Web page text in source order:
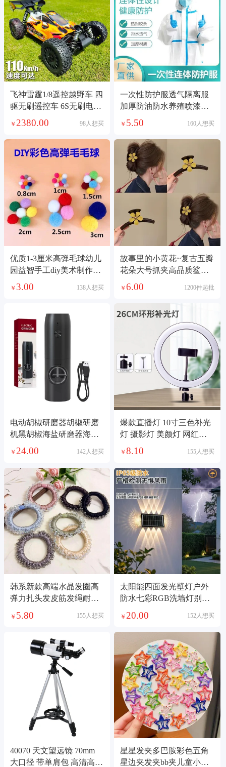
飞神雷霆1/8遥控越野车 四
驱无刷遥控车 6S无刷电越
比赛电越车模
￥ 2380.00 98人想买
一次性防护服透气隔离服
加厚防油防水养殖喷漆全
身连体防飞沫
￥ 5.50 160人想买
优质1-3厘米高弹毛球幼儿
园益智手工diy美术制作材
料谷美痛包填充
￥ 3.00 138人想买
故事里的小黄花~复古五瓣
花朵大号抓夹高品质鲨鱼
夹盘发夹子2026
￥6.00 1200件起批
电动胡椒研磨器胡椒研磨
机黑胡椒海盐研磨器海盐
研磨瓶家用胡椒磨
￥ 24.00 142人想买
爆款直播灯 10寸三色补光
灯 摄影灯 美颜灯 网红直
播打光灯
￥8.10 155人想买
韩系新款高端水晶发圈高
弹力扎头发皮筋发绳耐用
￥ 5.80 155人想买
太阳能四面发光壁灯户外
防水七彩RGB洗墙灯别墅
灯
￥ 20.00 152人想买
40070 天文望远镜 70mm
大口径 带单肩包 高清高倍
星星发夹多巴胺彩色五角
星边夹发夹bb夹儿童小号